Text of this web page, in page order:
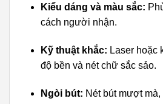
Kiểu dáng và màu sắc:
cách người nhận.
Kỹ thuật khắc: Laser hoặc
độ bền và nét chữ sắc sảo.
Ngòi bút: Nét bút mượt